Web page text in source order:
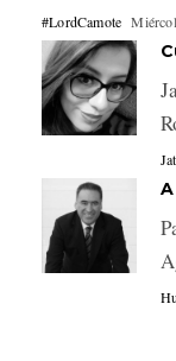
#LordCamote